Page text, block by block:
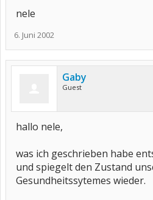
nele
6. Juni 2002
Gaby
Guest
hallo nele,
was ich geschrieben habe
und spiegelt den Zustand
Gesundheitssytemes wieder.